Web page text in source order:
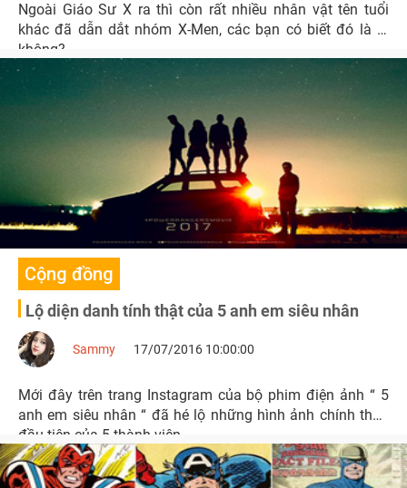
Ngoài Giáo Sư X ra thì còn rất nhiều nhân vật tên tuổi
khác đã dẫn dắt nhóm X-Men, các bạn có biết đó là ai
không?
Cộng đồng
Lộ diện danh tính thật của 5 anh em siêu nhân
Sammy 17/07/2016 10:00:00
Mới đây trên trang Instagram của bộ phim điện ảnh “ 5
anh em siêu nhân “ đã hé lộ những hình ảnh chính thức
đầu tiên của 5 thành viên.